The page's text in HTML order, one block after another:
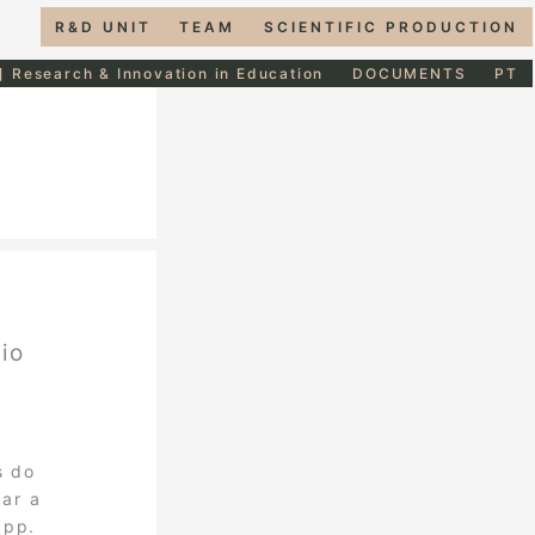
R&D UNIT TEAM SCIENTIFIC PRODUCTION
Research & Innovation in Education DOCUMENTS PT
do
a